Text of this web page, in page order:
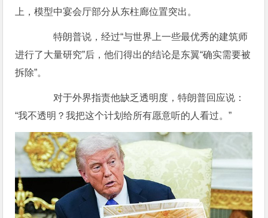
上，模型中宴会厅部分从东柱廊位置突出。
特朗普说，经过“与世界上一些最优秀的建筑师
进行了大量研究”后，他们得出的结论是东翼“确实需要被
拆除”。
对于外界指责他缺乏透明度，特朗普回应说：
“我不透明？我把这个计划给所有愿意听的人看过。”